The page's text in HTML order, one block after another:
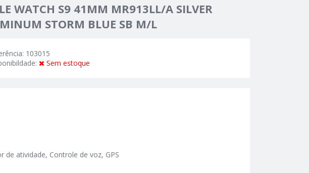
WATCH S9 41MM MR913LL/A SILVER
STORM BLUE SB M/L
103015
Sem estoque
de atividade, Controle de voz, GPS